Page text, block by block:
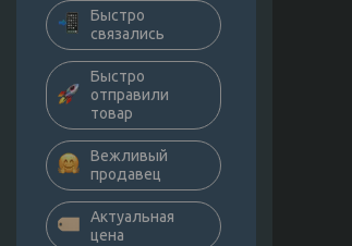
Быстро
связались
Быстро
отправили
товар
Вежливый
продавец
Актуальная
цена